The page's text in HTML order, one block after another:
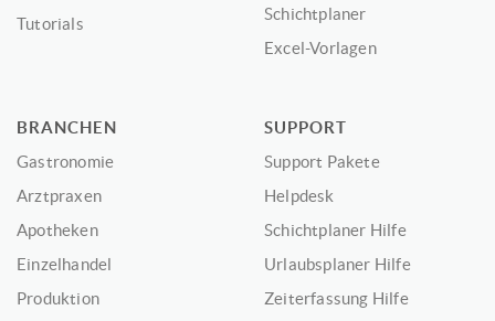
Tutorials
Schichtplaner
Excel-Vorlagen
BRANCHEN
Gastronomie
Arztpraxen
Apotheken
Einzelhandel
Produktion
SUPPORT
Support Pakete
Helpdesk
Schichtplaner Hilfe
Urlaubsplaner Hilfe
Zeiterfassung Hilfe